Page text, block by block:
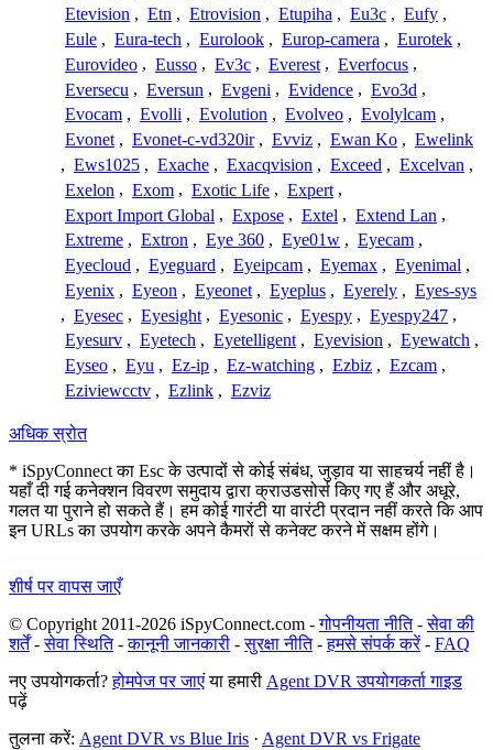
Etevision , Etn , Etrovision , Etupiha , Eu3c , Eufy ,
Eule , Eura-tech , Eurolook , Europ-camera , Eurotek ,
Eurovideo , Eusso , Ev3c , Everest , Everfocus ,
Eversecu , Eversun , Evgeni , Evidence , Evo3d ,
Evocam , Evolli , Evolution , Evolveo , Evolylcam ,
Evonet , Evonet-c-vd320ir , Evviz , Ewan Ko , Ewelink
, Ews1025 , Exache , Exacqvision , Exceed , Excelvan ,
Exelon , Exom , Exotic Life , Expert ,
Export Import Global , Expose , Extel , Extend Lan ,
Extreme , Extron , Eye 360 , Eye01w , Eyecam ,
Eyecloud , Eyeguard , Eyeipcam , Eyemax , Eyenimal ,
Eyenix , Eyeon , Eyeonet , Eyeplus , Eyerely , Eyes-sys
, Eyesec , Eyesight , Eyesonic , Eyespy , Eyespy247 ,
Eyesurv , Eyetech , Eyetelligent , Eyevision , Eyewatch ,
Eyseo , Eyu , Ez-ip , Ez-watching , Ezbiz , Ezcam ,
Eziviewcctv , Ezlink , Ezviz
अधिक स्रोत
* iSpyConnect का Esc के उत्पादों से कोई संबंध, जुड़ाव या साहचर्य नहीं है।
यहाँ दी गई कनेक्शन विवरण समुदाय द्वारा क्राउडसोर्स किए गए हैं और अधूरे,
गलत या पुराने हो सकते हैं। हम कोई गारंटी या वारंटी प्रदान नहीं करते कि आप
इन URLs का उपयोग करके अपने कैमरों से कनेक्ट करने में सक्षम होंगे।
शीर्ष पर वापस जाएँ
© Copyright 2011-2026 iSpyConnect.com -गोपनीयता नीति-सेवा की
शर्तें-सेवा स्थिति-कानूनी जानकारी -सुरक्षा नीति-हमसे संपर्क करें- FAQ
नए उपयोगकर्ता?होमपेज पर जाएंया हमारी Agent DVR उपयोगकर्ता गाइड
पढ़ें
तुलना करें: Agent DVR vs Blue Iris · Agent DVR vs Frigate